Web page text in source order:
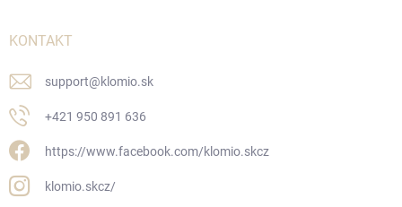
KONTAKT
support@klomio.sk
+421 950 891 636
https://www.facebook.com/klomio.skcz
klomio.skcz/